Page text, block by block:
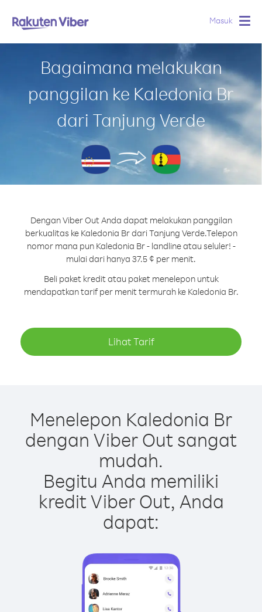
Masuk
Bagaimana melakukan
panggilan ke Kaledonia Br
dari Tanjung Verde
Dengan Viber Out Anda dapat melakukan panggilan
berkualitas ke Kaledonia Br dari Tanjung Verde.Telepon
nomor mana pun Kaledonia Br - landline atau seluler! -
mulai dari hanya 37.5 ¢ per menit.
Beli paket kredit atau paket menelepon untuk
mendapatkan tarif per menit termurah ke Kaledonia Br.
Lihat Tarif
Menelepon Kaledonia Br
dengan Viber Out sangat
mudah.
Begitu Anda memiliki
kredit Viber Out, Anda
dapat: